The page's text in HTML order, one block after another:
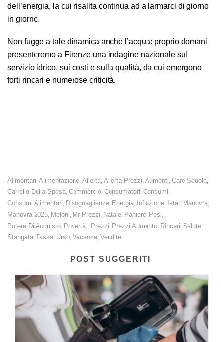
dell’energia, la cui risalita continua ad allarmarci di giorno
in giorno.
Non fugge a tale dinamica anche l’acqua: proprio domani
presenteremo a Firenze una indagine nazionale sul
servizio idrico, sui costi e sulla qualità, da cui emergono
forti rincari e numerose criticità.
Alimentari, Alimentazione, Allerta, Allerta Prezzi, Aumenti, Caro Scuola,
Carrello Della Spesa, Commercio, Consumatori, Consumi,
Consumi Alimentari, Disuguaglianze, Energia, Inflazione, Istat, Manovra,
Manovra 2025, Meloni, Mr Prezzi, Natale, Paniere, Pesi,
Potere Di Acquisto, Povertà , Prezzi, Prezzi Aumento, Rincari, Salute,
Stangata, Tassa, Urso, Vacanze, Vendite
POST SUGGERITI